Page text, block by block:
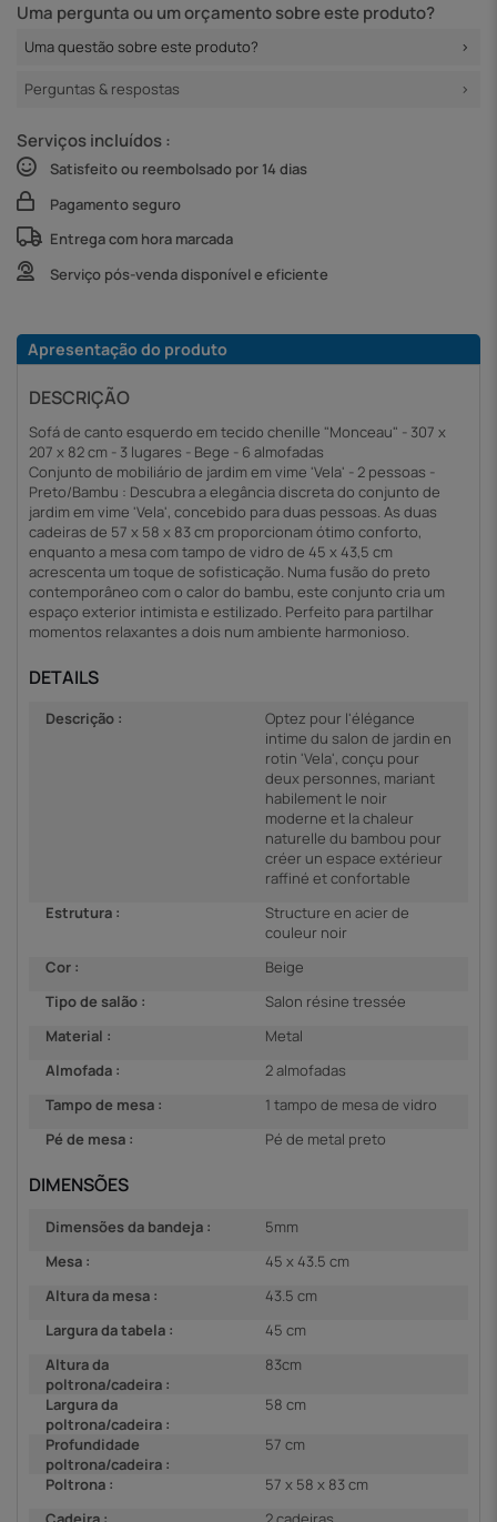
Uma pergunta ou um orçamento sobre este produto?
Uma questão sobre este produto?
Perguntas & respostas
Serviços incluídos :
Satisfeito ou reembolsado por 14 dias
Pagamento seguro
Entrega com hora marcada
Serviço pós-venda disponível e eficiente
Apresentação do produto
DESCRIÇÃO
Sofá de canto esquerdo em tecido chenille "Monceau" - 307 x
207 x 82 cm - 3 lugares - Bege - 6 almofadas
Conjunto de mobiliário de jardim em vime 'Vela' - 2 pessoas -
Preto/Bambu : Descubra a elegância discreta do conjunto de
jardim em vime 'Vela', concebido para duas pessoas. As duas
cadeiras de 57 x 58 x 83 cm proporcionam ótimo conforto,
enquanto a mesa com tampo de vidro de 45 x 43,5 cm
acrescenta um toque de sofisticação. Numa fusão do preto
contemporâneo com o calor do bambu, este conjunto cria um
espaço exterior intimista e estilizado. Perfeito para partilhar
momentos relaxantes a dois num ambiente harmonioso.
DETAILS
Descrição :
Optez pour l'élégance
intime du salon de jardin en
rotin 'Vela', conçu pour
deux personnes, mariant
habilement le noir
moderne et la chaleur
naturelle du bambou pour
créer un espace extérieur
raffiné et confortable
Estrutura :
Structure en acier de
couleur noir
Cor :
Beige
Tipo de salão :
Salon résine tressée
Material :
Metal
Almofada :
2 almofadas
Tampo de mesa :
1 tampo de mesa de vidro
Pé de mesa :
Pé de metal preto
DIMENSÕES
Dimensões da bandeja :
5mm
Mesa :
45 x 43.5 cm
Altura da mesa :
43.5 cm
Largura da tabela :
45 cm
Altura da
poltrona/cadeira :
83cm
Largura da
poltrona/cadeira :
58 cm
Profundidade
poltrona/cadeira :
57 cm
Poltrona :
57 x 58 x 83 cm